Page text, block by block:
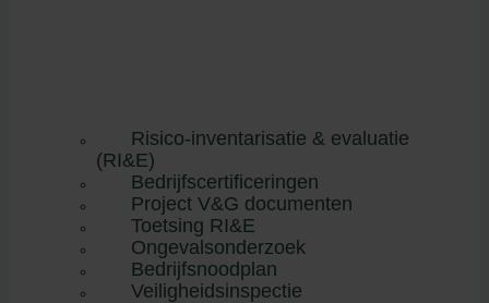
Risico-inventarisatie & evaluatie
(RI&E)
Bedrijfscertificeringen
Project V&G documenten
Toetsing RI&E
Ongevalsonderzoek
Bedrijfsnoodplan
Veiligheidsinspectie